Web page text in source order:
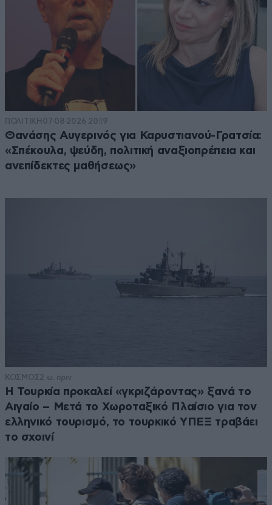
ΠΟΛΙΤΙΚΗ 07·08·2026 20:19
Θανάσης Αυγερινός για Καρυστιανού-Γρατσία:
«Σπέκουλα, ψεύδη, πολιτική αναξιοπρέπεια και
ανεπίδεκτες μαθήσεως»
ΚΟΣΜΟΣ2 ω. πριν
Η Τουρκία προκαλεί «γκριζάροντας» ξανά το
Αιγαίο – Μετά το Χωροταξικό Πλαίσιο για τον
ελληνικό τουρισμό, το τουρκικό ΥΠΕΞ τραβάει
το σχοινί